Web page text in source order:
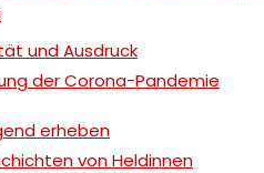
und Ausdruck
der Corona-Pandemie
erheben
von Heldinnen